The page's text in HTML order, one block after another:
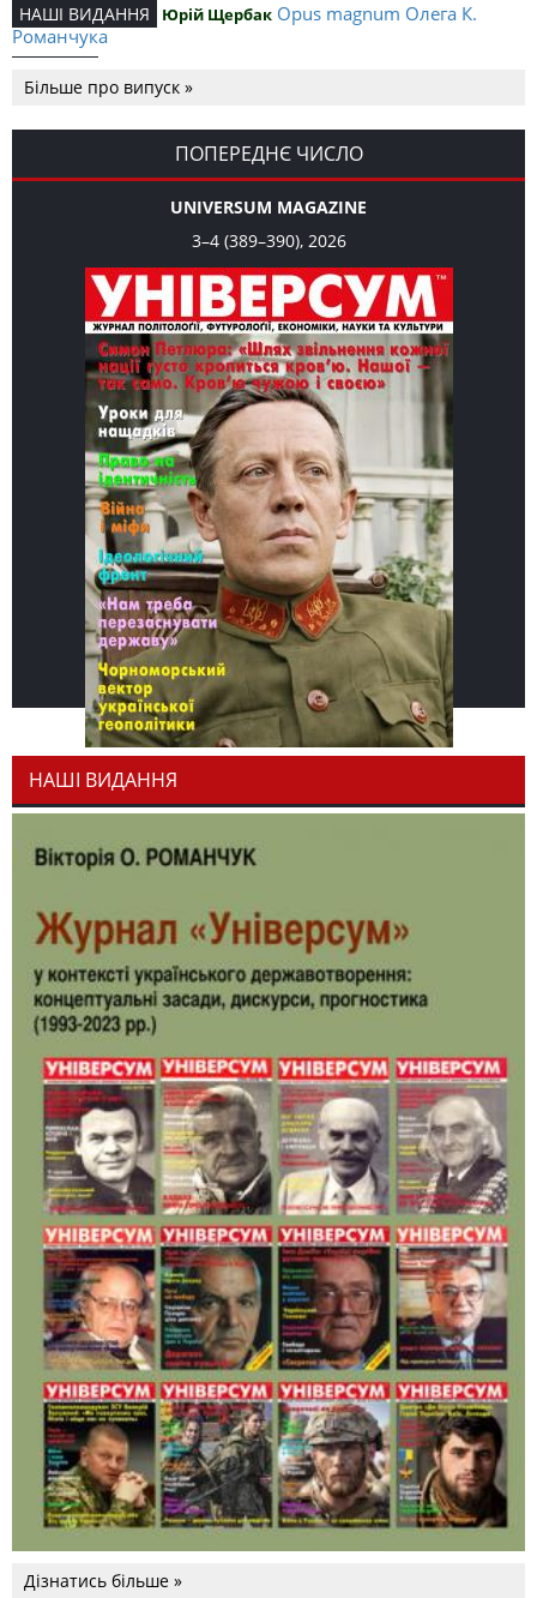
НАШІ ВИДАННЯ Юрій Щербак Opus magnum Олега К.
Романчука
Романчука
СЛОВО РЕДАКЦІЙНЕ Олег К. Романчук Журавель і синиця
як уособлення української політстратегії й тактики
Більше про випуск »
ПОПЕРЕДНЄ ЧИСЛО
UNIVERSUM MAGAZINE
3–4 (389–390), 2026
НАШІ ВИДАННЯ
Дізнатись більше »